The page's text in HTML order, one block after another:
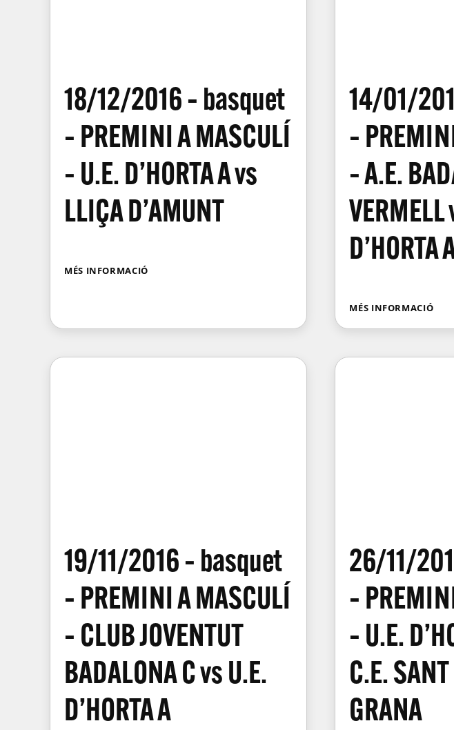
18/12/2016 – basquet
– PREMINI A MASCULÍ
– U.E. D’HORTA A vs
LLIÇA D’AMUNT
MÉS INFORMACIÓ
14/01/
–
– A.E.
VERMELL
D’HORTA
MÉS INFORMACIÓ
19/11/2016 – basquet
– PREMINI A MASCULÍ
– CLUB JOVENTUT
BADALONA C vs U.E.
D’HORTA A
26/11/
–
– U.E.
C.E.
GRANA